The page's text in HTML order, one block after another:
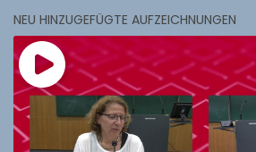
NEU HINZUGEFÜGTE AUFZEICHNUNGEN